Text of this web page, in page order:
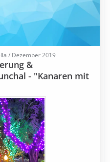
/ Dezember 2019
&
- "Kanaren mit